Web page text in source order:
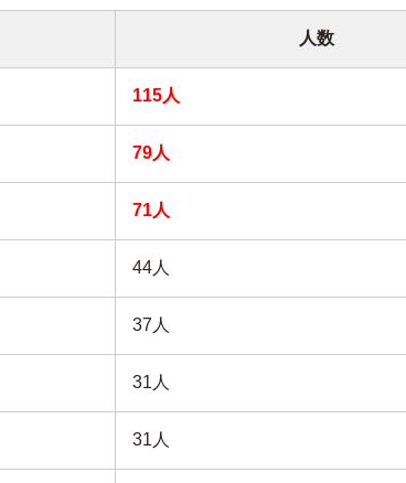
人数
115人
79人
71人
44人
37人
31人
31人